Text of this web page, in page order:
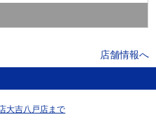
店舗情報へ
大吉八戸店まで